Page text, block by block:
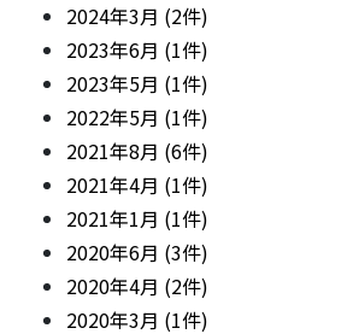
2024年3月 (2件)
2023年6月 (1件)
2023年5月 (1件)
2022年5月 (1件)
2021年8月 (6件)
2021年4月 (1件)
2021年1月 (1件)
2020年6月 (3件)
2020年4月 (2件)
2020年3月 (1件)